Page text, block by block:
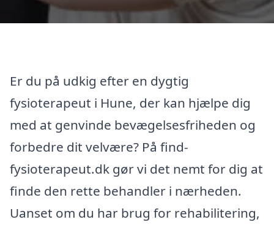
Er du på udkig efter en dygtig
fysioterapeut i Hune, der kan hjælpe dig
med at genvinde bevægelsesfriheden og
forbedre dit velvære? På find-
fysioterapeut.dk gør vi det nemt for dig at
finde den rette behandler i nærheden.
Uanset om du har brug for rehabilitering,